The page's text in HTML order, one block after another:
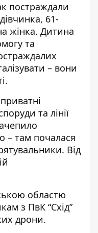
постраждали
61-
жінка. Дитина
та
– вони
та лінії
– там почалася
Від
областю
з ПвК “Схід”
дрони.